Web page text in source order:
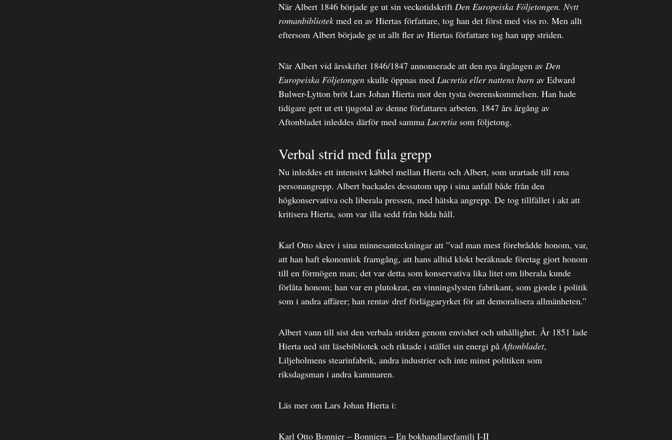
När Albert 1846 började ge ut sin veckotidskrift Den Europeiska Följetongen. Nytt
romanbibliotekmed en av Hiertas författare, tog han det först med viss ro. Men allt
eftersom Albert började ge ut allt fler av Hiertas författare tog han upp striden.
När Albert vid årsskiftet 1846/1847 annonserade att den nya årgången av Den
Europeiska Följetongenskulle öppnas med Lucretia eller nattens barnav Edward
Bulwer-Lytton bröt Lars Johan Hierta mot den tysta överenskommelsen. Han hade
tidigare gett ut ett tjugotal av denne författares arbeten. 1847 års årgång av
Aftonbladet inleddes därför med samma Lucretiasom följetong.
Verbal strid med fula grepp
Nu inleddes ett intensivt käbbel mellan Hierta och Albert, som urartade till rena
personangrepp. Albert backades dessutom upp i sina anfall både från den
högkonservativa och liberala pressen, med hätska angrepp. De tog tillfället i akt att
kritisera Hierta, som var illa sedd från båda håll.
Karl Otto skrev i sina minnesanteckningar att ”vad man mest förebrådde honom, var,
att han haft ekonomisk framgång, att hans alltid klokt beräknade företag gjort honom
till en förmögen man; det var detta som konservativa lika litet om liberala kunde
förlåta honom; han var en plutokrat, en vinningslysten fabrikant, som gjorde i politik
som i andra affärer; han rentav dref förläggaryrket för att demoralisera allmänheten.”
Albert vann till sist den verbala striden genom envishet och uthållighet. År 1851 lade
Hierta ned sitt läsebibliotek och riktade i stället sin energi påAftonbladet,
Liljeholmens stearinfabrik, andra industrier och inte minst politiken som
riksdagsman i andra kammaren.
Läs mer om Lars Johan Hierta i:
Karl Otto Bonnier – Bonniers – En bokhandlarefamilj I-II